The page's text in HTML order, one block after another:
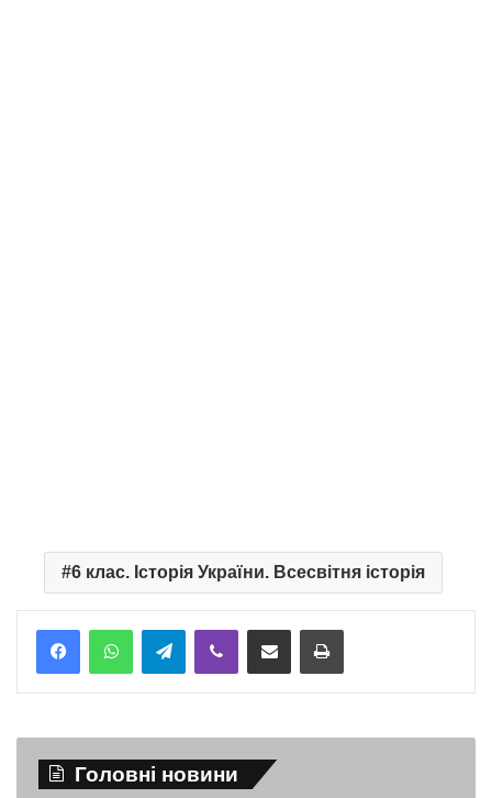
6 клас. Історія України. Всесвітня історія
TelegramViber Надіслати електронною поштоюНадрукувати
Головні новини